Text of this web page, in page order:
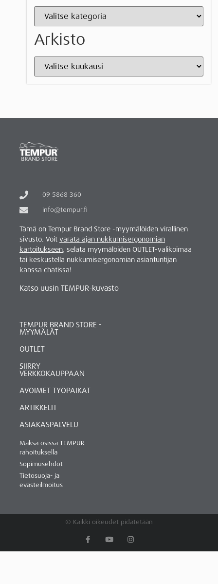
Arkisto
09 5868 360
info@tempur.fi
Tämä on Tempur Brand Store -myymälöiden virallinen
sivusto. Voit varata ajan nukkumisergonomian
kartoitukseen, selata myymälöiden OUTLET-valikoimaa
tai keskustella nukkumisergonomian asiantuntijan
kanssa chatissa!
Katso uusin TEMPUR-kuvasto
TEMPUR BRAND STORE -
MYYMÄLÄT
OUTLET
SIIRRY
VERKKOKAUPPAAN
AVOIMET TYÖPAIKAT
ARTIKKELIT
ASIAKASPALVELU
Maksa osissa TEMPUR-
rahoituksella
Sopimusehdot
Tietosuoja- ja
evästeilmoitus
© Kaikki oikeudet pidätetään